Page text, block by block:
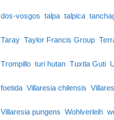
dos-vosgos talpa talpica
Taray Taylor Francis Group
Trompillo turi hutan Tuxtla Guti
foetida Villaresia chilensis
Villaresia pungens Wohlverleih